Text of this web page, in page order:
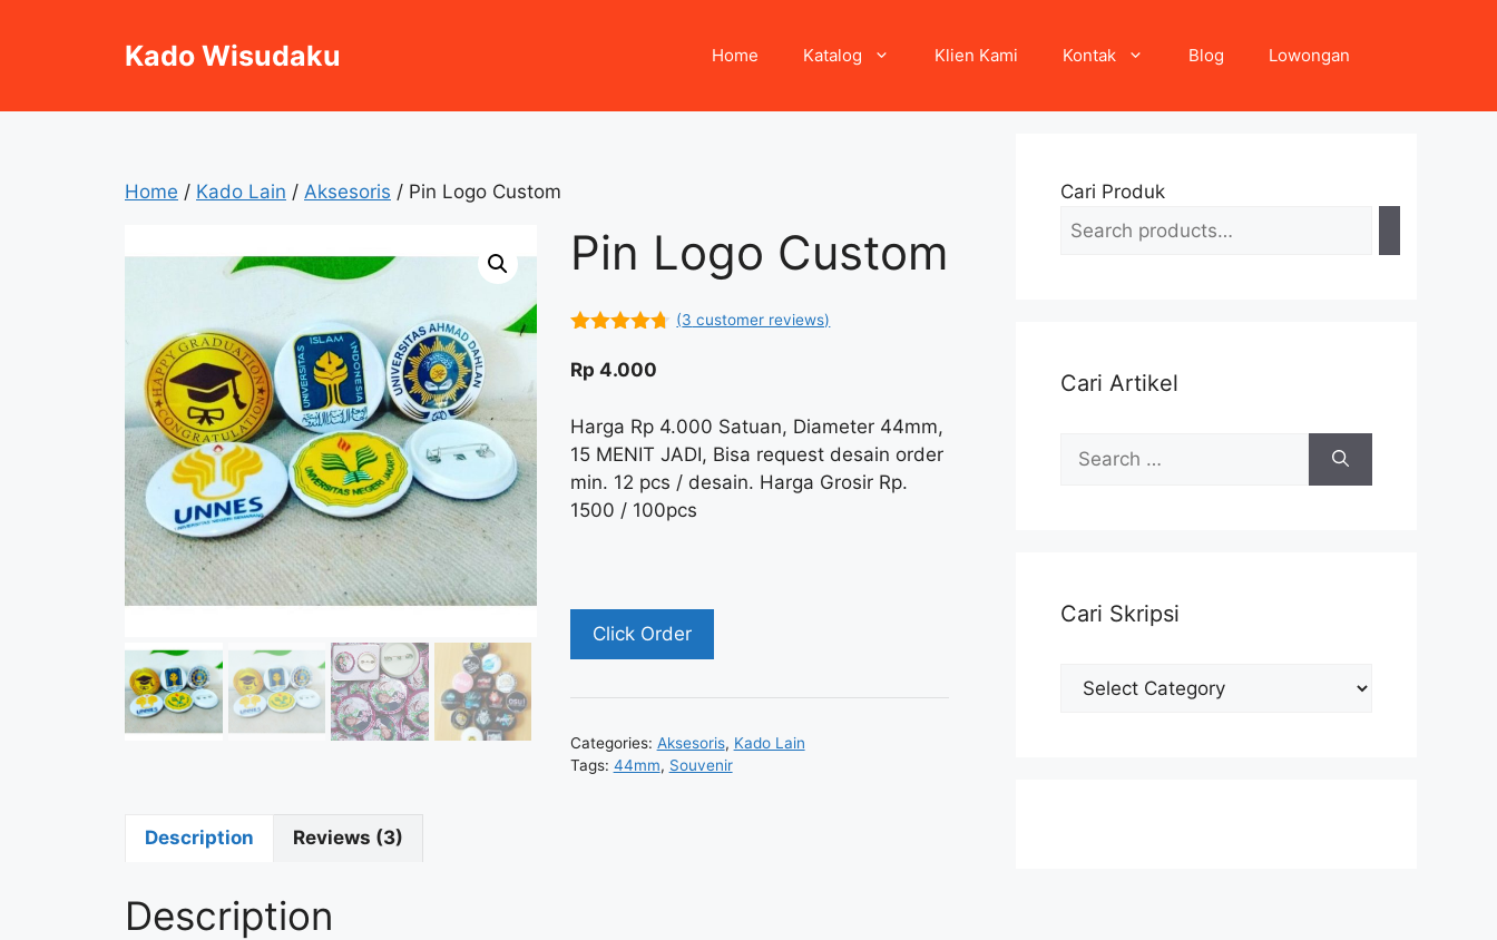
Kado Wisudaku Home Katalog Klien Kami Kontak Blog Lowongan
Home / Kado Lain / Aksesoris / Pin Logo Custom
Pin Logo Custom
of 5
(3 customer reviews)
Rp 4.000
Harga Rp 4.000 Satuan, Diameter 44mm,
15 MENIT JADI, Bisa request desain order
min. 12 pcs / desain. Harga Grosir Rp.
1500 / 100pcs
Click Order
Categories: Aksesoris, Kado Lain
Tags: 44mm, Souvenir
Description Reviews (3)
Description
Cari Produk
Cari Artikel
Search
for:
Cari Skripsi
Cari